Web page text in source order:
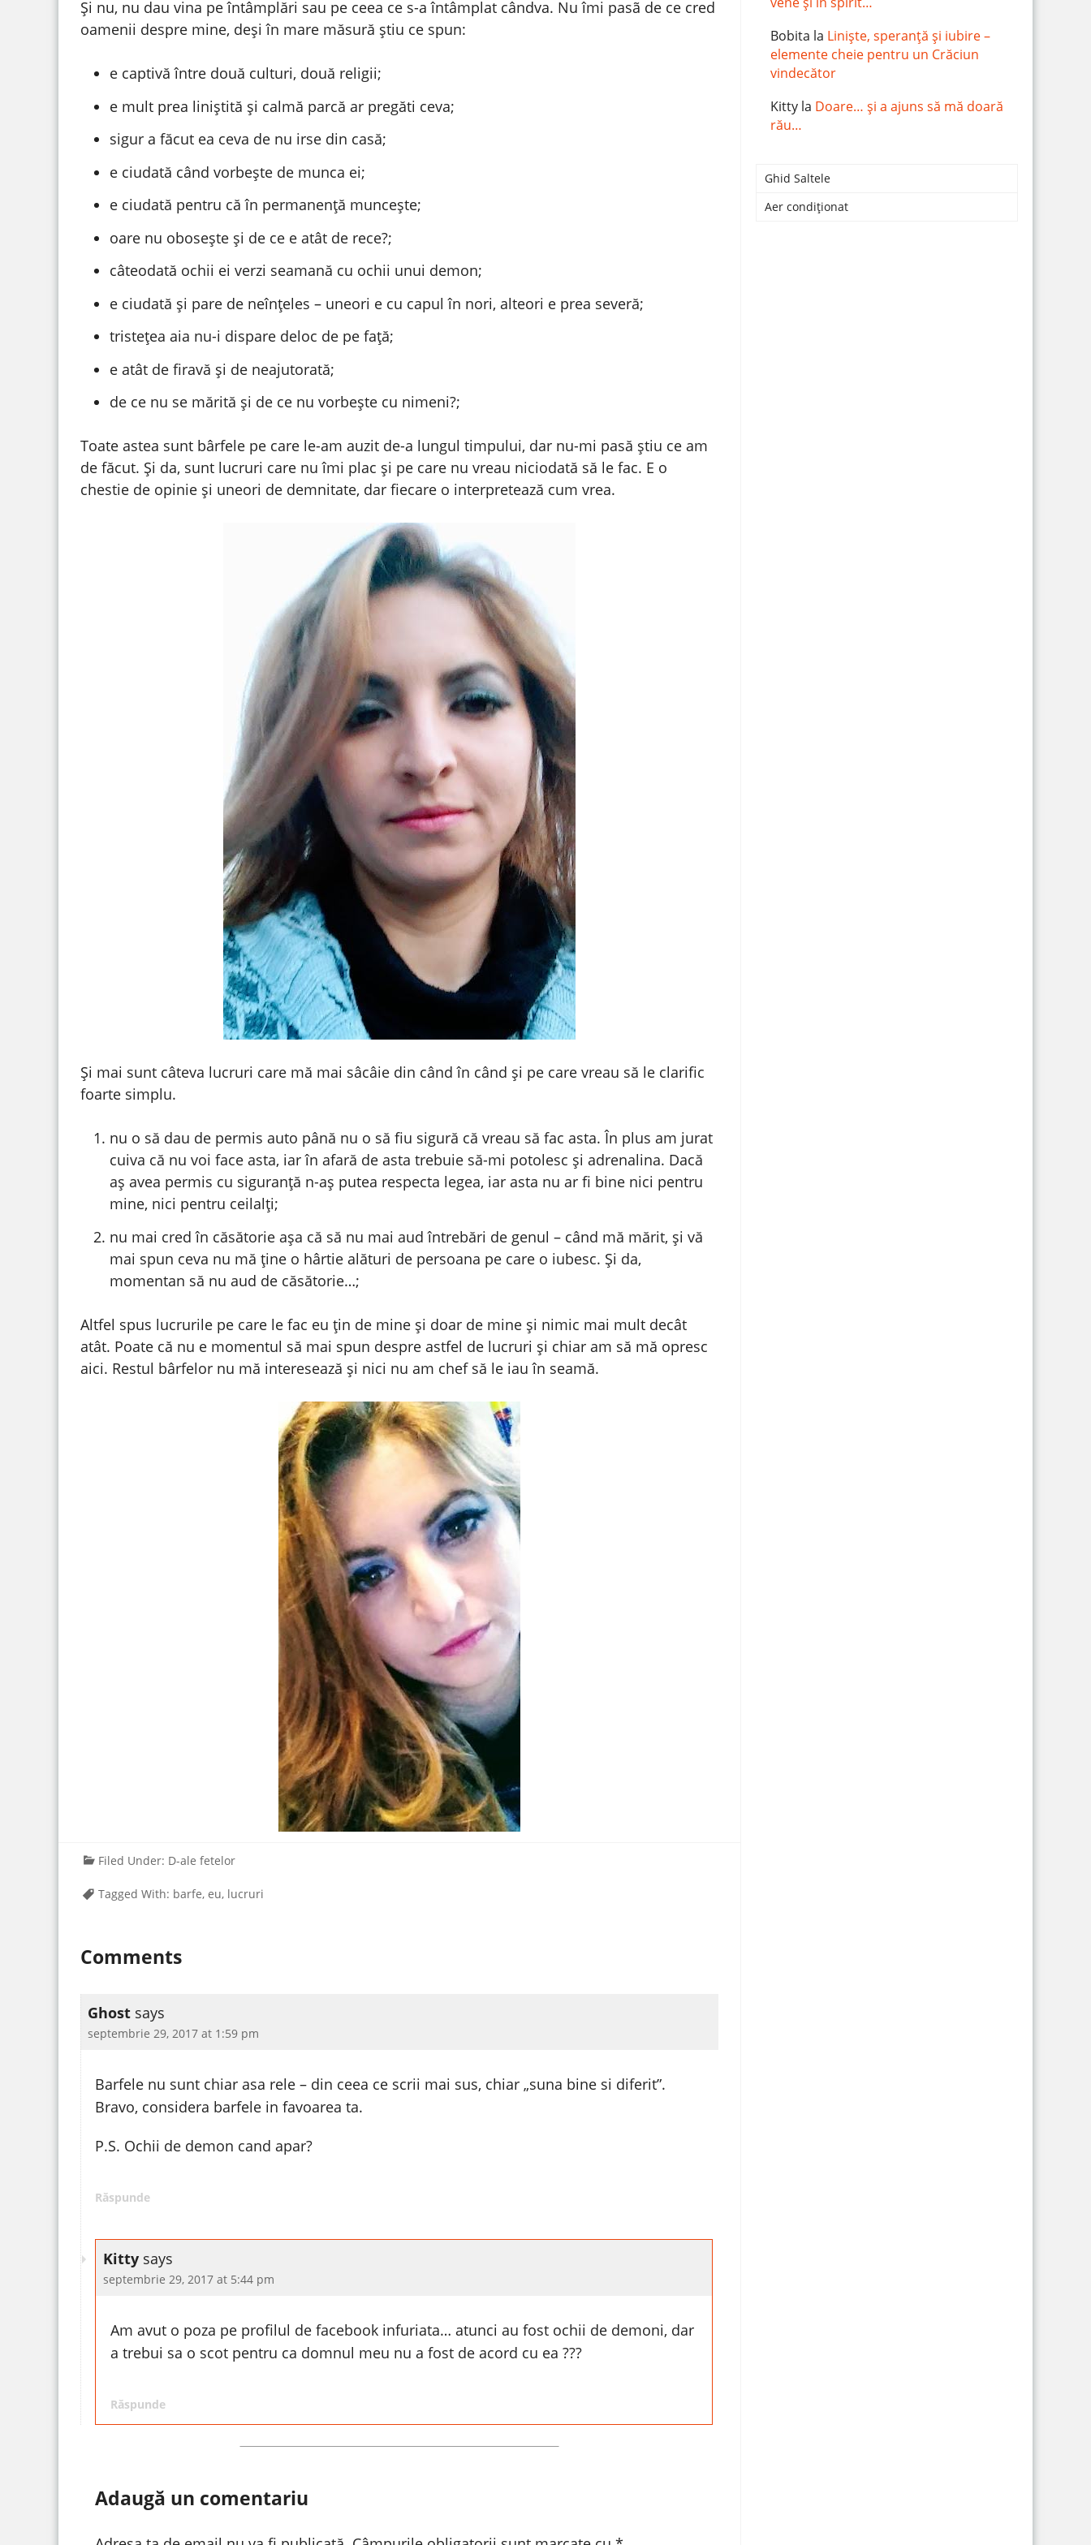
Și nu, nu dau vina pe întâmplări sau pe ceea ce s-a întâmplat cândva. Nu îmi pasã de ce cred
oamenii despre mine, deși în mare măsură știu ce spun:
e captivă între două culturi, două religii;
e mult prea liniștită și calmă parcă ar pregăti ceva;
sigur a făcut ea ceva de nu irse din casă;
e ciudată când vorbește de munca ei;
e ciudată pentru că în permanenţă muncește;
oare nu obosește și de ce e atât de rece?;
câteodată ochii ei verzi seamană cu ochii unui demon;
e ciudată și pare de neînţeles – uneori e cu capul în nori, alteori e prea severă;
tristeţea aia nu-i dispare deloc de pe faţă;
e atât de firavă și de neajutorată;
de ce nu se mărită și de ce nu vorbește cu nimeni?;
Toate astea sunt bârfele pe care le-am auzit de-a lungul timpului, dar nu-mi pasă știu ce am
de făcut. Și da, sunt lucruri care nu îmi plac și pe care nu vreau niciodată să le fac. E o
chestie de opinie și uneori de demnitate, dar fiecare o interpretează cum vrea.
Și mai sunt câteva lucruri care mă mai sâcâie din când în când și pe care vreau să le clarific
foarte simplu.
nu o să dau de permis auto până nu o să fiu sigură că vreau să fac asta. În plus am jurat
cuiva că nu voi face asta, iar în afară de asta trebuie să-mi potolesc și adrenalina. Dacă
aș avea permis cu siguranță n-aș putea respecta legea, iar asta nu ar fi bine nici pentru
mine, nici pentru ceilalți;
nu mai cred în căsătorie așa că să nu mai aud întrebări de genul – când mă mărit, și vă
mai spun ceva nu mă ține o hârtie alături de persoana pe care o iubesc. Și da,
momentan să nu aud de căsătorie…;
Altfel spus lucrurile pe care le fac eu țin de mine și doar de mine și nimic mai mult decât
atât. Poate că nu e momentul să mai spun despre astfel de lucruri și chiar am să mă opresc
aici. Restul bârfelor nu mă interesează și nici nu am chef să le iau în seamă.
Filed Under: D-ale fetelor
Tagged With: barfe, eu, lucruri
Comments
Ghost says
septembrie 29, 2017 at 1:59 pm
Barfele nu sunt chiar asa rele – din ceea ce scrii mai sus, chiar „suna bine si diferit”.
Bravo, considera barfele in favoarea ta.
P.S. Ochii de demon cand apar?
Răspunde
Kitty says
septembrie 29, 2017 at 5:44 pm
Am avut o poza pe profilul de facebook infuriata… atunci au fost ochii de demoni, dar
a trebui sa o scot pentru ca domnul meu nu a fost de acord cu ea ???
Răspunde
Adaugă un comentariu
Bobita la Liniște, speranță și iubire –
elemente cheie pentru un Crăciun
vindecător
Kitty la Doare… și a ajuns să mă doară
rău…
Ghid Saltele
Aer condiționat